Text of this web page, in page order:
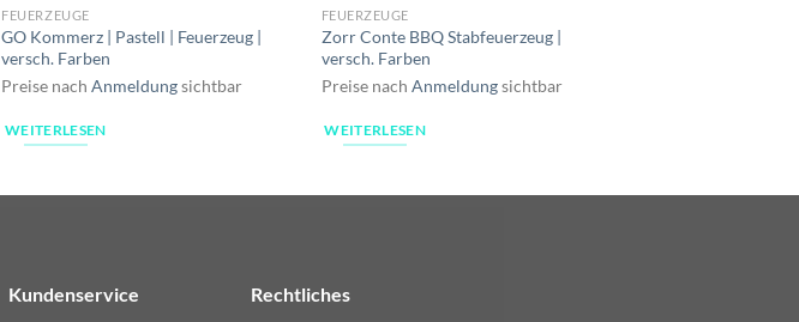
FEUERZEUGE
GO Kommerz | Pastell | Feuerzeug |
versch. Farben
Preise nachAnmeldungsichtbar
WEITERLESEN
FEUERZEUGE
Zorr Conte BBQ Stabfeuerzeug |
versch. Farben
Preise nach Anmeldungsichtbar
WEITERLESEN
Kundenservice Rechtliches